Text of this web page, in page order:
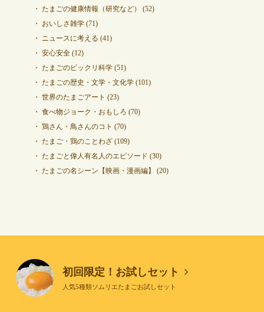
たまごの健康情報（研究など）
(52)
おいしさ雑学(71)
ニュースに考える (41)
安心安全(12)
たまごのビックリ科学(51)
たまごの歴史・文学・文化学(101)
世界のたまごアート (23)
食べ物ジョーク・おもしろ (70)
鶏さん・鳥さんのコト (70)
たまご・鶏のことわざ(109)
たまごと偉人有名人のエピソード (30)
たまごの名シーン【映画・漫画編】
(20)
初回限定！お試しセット
人気5種類ソムリエたまごお試しセット